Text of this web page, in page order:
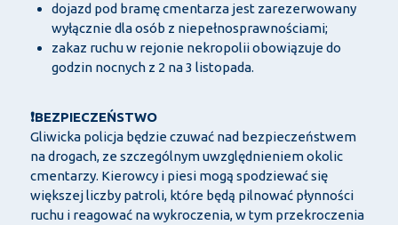
dojazd pod bramę cmentarza jest zarezerwowany
wyłącznie dla osób z niepełnosprawnościami;
zakaz ruchu w rejonie nekropolii obowiązuje do
godzin nocnych z 2 na 3 listopada.
❗BEZPIECZEŃSTWO
Gliwicka policja będzie czuwać nad bezpieczeństwem
na drogach, ze szczególnym uwzględnieniem okolic
cmentarzy. Kierowcy i piesi mogą spodziewać się
większej liczby patroli, które będą pilnować płynności
ruchu i reagować na wykroczenia, w tym przekroczenia